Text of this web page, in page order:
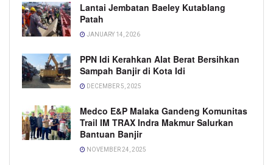
Lantai Jembatan Baeley Kutablang
Patah
JANUARY 14, 2026
PPN Idi Kerahkan Alat Berat Bersihkan
Sampah Banjir di Kota Idi
DECEMBER 5, 2025
Medco E&P Malaka Gandeng Komunitas
Trail IM TRAX Indra Makmur Salurkan
Bantuan Banjir
NOVEMBER 24, 2025